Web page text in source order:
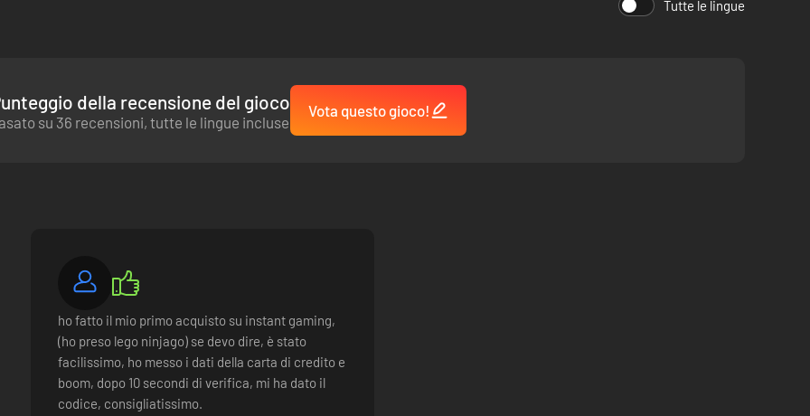
Tutte le lingue
della recensione del gioco
su 36 recensioni, tutte le lingue incluse
Vota questo gioco!
ho fatto il mio primo acquisto su instant gaming,
(ho preso lego ninjago) se devo dire, è stato
facilissimo, ho messo i dati della carta di credito e
boom, dopo 10 secondi di verifica, mi ha dato il
codice, consigliatissimo.